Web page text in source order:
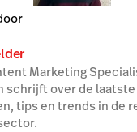
Marketing
schrijft over de laatste
tips en trends in de